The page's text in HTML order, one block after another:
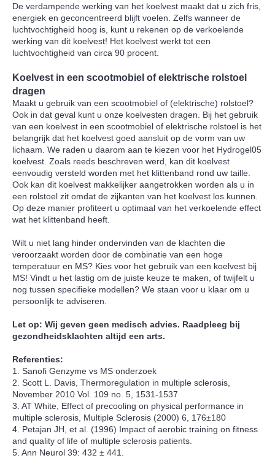
De verdampende werking van het koelvest maakt dat u zich fris,
energiek en geconcentreerd blijft voelen. Zelfs wanneer de
luchtvochtigheid hoog is, kunt u rekenen op de verkoelende
werking van dit koelvest! Het koelvest werkt tot een
luchtvochtigheid van circa 90 procent.
Koelvest in een scootmobiel of elektrische rolstoel
dragen
Maakt u gebruik van een scootmobiel of (elektrische) rolstoel?
Ook in dat geval kunt u onze koelvesten dragen. Bij het gebruik
van een koelvest in een scootmobiel of elektrische rolstoel is het
belangrijk dat het koelvest goed aansluit op de vorm van uw
lichaam. We raden u daarom aan te kiezen voor het Hydrogel05
koelvest. Zoals reeds beschreven werd, kan dit koelvest
eenvoudig versteld worden met het klittenband rond uw taille.
Ook kan dit koelvest makkelijker aangetrokken worden als u in
een rolstoel zit omdat de zijkanten van het koelvest los kunnen.
Op deze manier profiteert u optimaal van het verkoelende effect
wat het klittenband heeft.
Wilt u niet lang hinder ondervinden van de klachten die
veroorzaakt worden door de combinatie van een hoge
temperatuur en MS? Kies voor het gebruik van een koelvest bij
MS! Vindt u het lastig om de juiste keuze te maken, of twijfelt u
nog tussen specifieke modellen? We staan voor u klaar om u
persoonlijk te adviseren.
Let op: Wij geven geen medisch advies. Raadpleeg bij
gezondheidsklachten altijd een arts.
Referenties:
1. Sanofi Genzyme vs MS onderzoek
2. Scott L. Davis, Thermoregulation in multiple sclerosis,
November 2010 Vol. 109 no. 5, 1531-1537
3. AT White, Effect of precooling on physical performance in
multiple sclerosis, Multiple Sclerosis (2000) 6, 176±180
4. Petajan JH, et al. (1996) Impact of aerobic training on fitness
and quality of life of multiple sclerosis patients.
5. Ann Neurol 39: 432 ± 441.